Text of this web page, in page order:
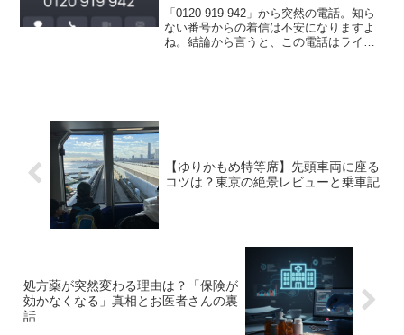
「0120-919-942」から突然の電話。知ら
ない番号からの着信は不安になりますよ
ね。結論から言うと、この電話はライフ
【ゆりかもめ特等席】先頭車両に座る
コツは？東京の絶景レビューと乗車記
処方薬が突然変わる理由は？「保険が
効かなくなる」真相とお医者さんの裏
話